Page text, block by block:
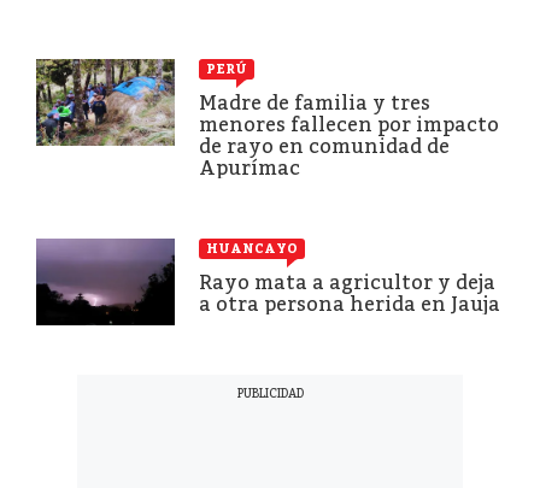
PERÚ
Madre de familia y tres
menores fallecen por impacto
de rayo en comunidad de
Apurímac
HUANCAYO
Rayo mata a agricultor y deja
a otra persona herida en Jauja